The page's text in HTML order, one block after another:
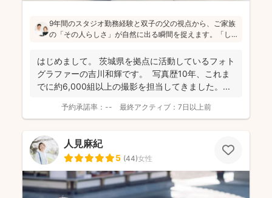
9年間のスタジオ勤務経験と双子の父の視点から、ご家族
の「その人らしさ」が自然に出る瞬間を捉えます。「し
ても「楽しかった！」と気持ちがよみがえる写真を残す
ことを、心がけて活動されていらっしゃいます！
はじめまして。 茨城県を拠点に活動しているフォト
グラファーの吉川和輝です。 写真歴10年、これま
でに約6,000組以上の撮影を担当してきました。 ...
予約承諾率： -- 最終アクティブ： 7日以上前
人見麻紀
5 (44)女性